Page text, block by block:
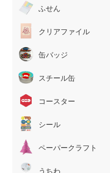
ふせん
クリアファイル
缶バッジ
スチール缶
コースター
シール
ペーパークラフト
うちわ